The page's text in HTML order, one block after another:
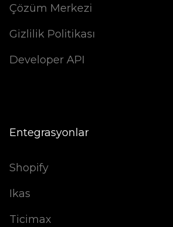
Çözüm Merkezi
Gizlilik Politikası
Developer API
Entegrasyonlar
Shopify
Ikas
Ticimax